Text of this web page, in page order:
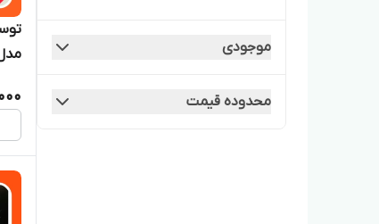
موجودی
محدوده قیمت
مدل